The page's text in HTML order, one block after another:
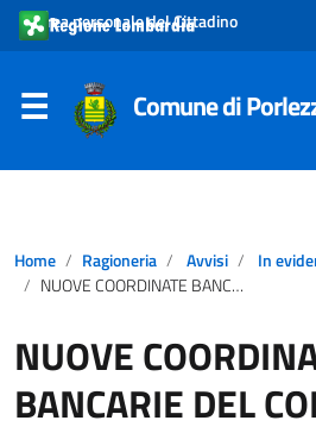
Area personale del Cittadino
Comune di
Home Ragioneria Avvisi
In
NUOVE COORDINATE BANCARIE DEL COMUNE
NUOVE
BANCARIE DEL